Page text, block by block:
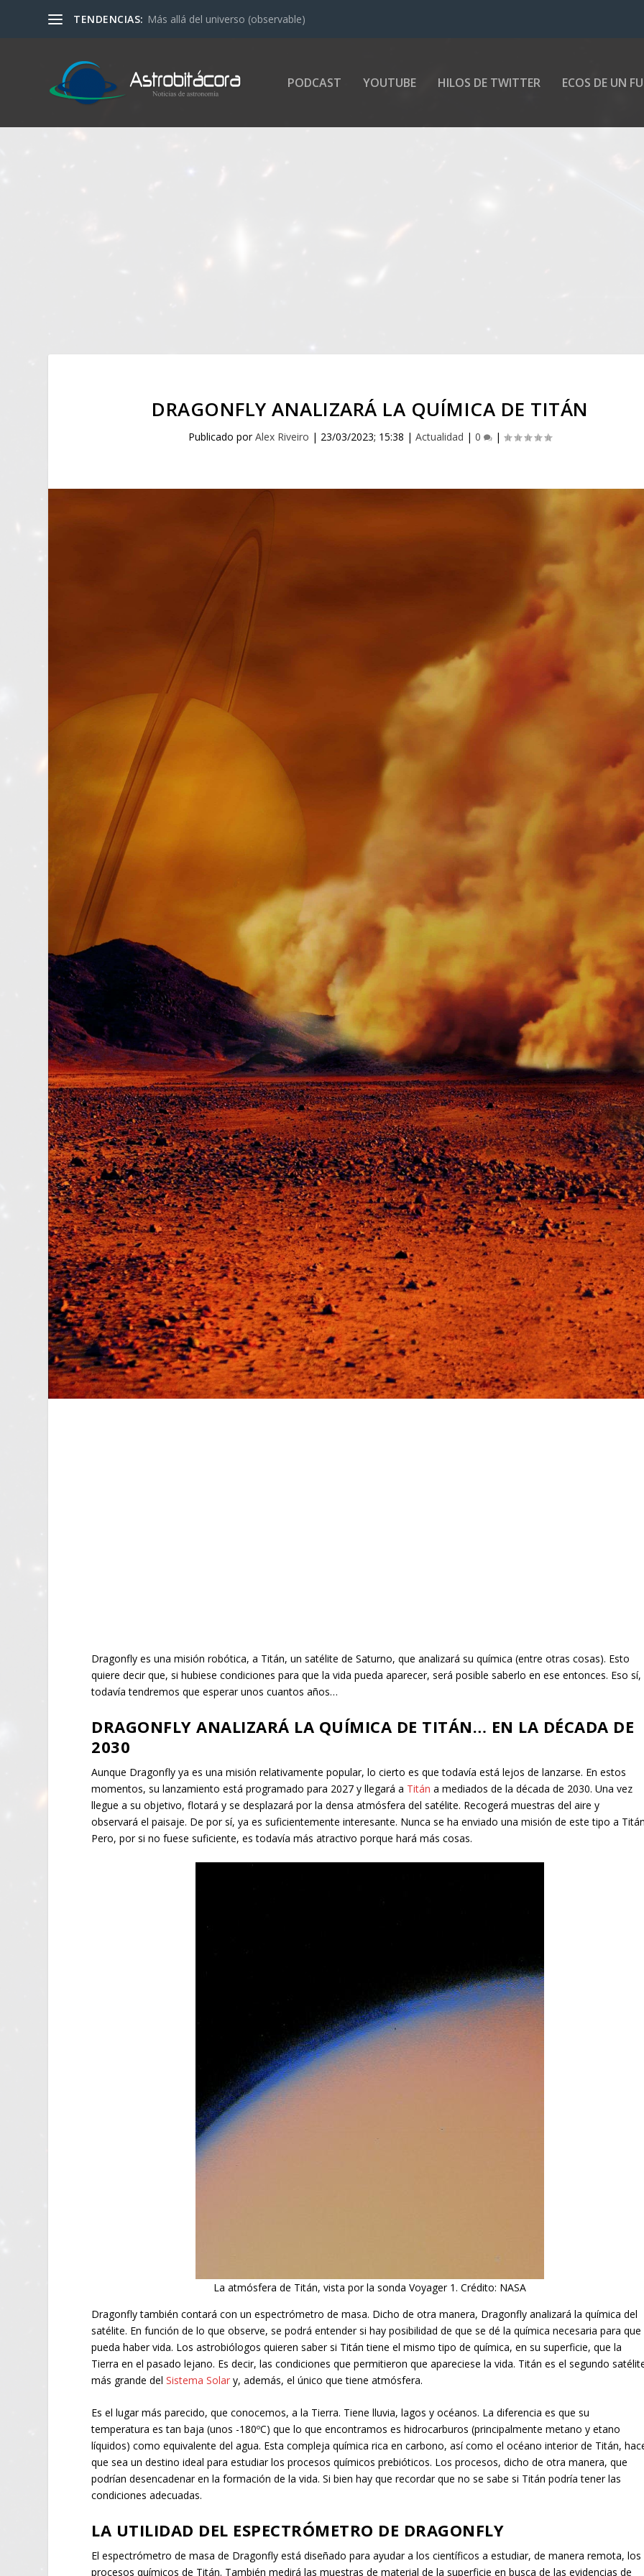
TENDENCIAS: Más allá del universo (observable)
PODCAST YOUTUBE HILOS DE TWITTER ECOS DE UN
DRAGONFLY ANALIZARÁ LA QUÍMICA DE TITÁN
Publicado porAlex Riveiro | 23/03/2023; 15:38 |Actualidad |0 |
Dragonfly es una misión robótica, a Titán, un satélite de Saturno, que analizará su química (entre otras cosas). Esto
quiere decir que, si hubiese condiciones para que la vida pueda aparecer, será posible saberlo en ese entonces. Eso sí,
todavía tendremos que esperar unos cuantos años…
DRAGONFLY ANALIZARÁ LA QUÍMICA DE TITÁN… EN LA DÉCADA DE
2030
Aunque Dragonfly ya es una misión relativamente popular, lo cierto es que todavía está lejos de lanzarse. En estos
momentos, su lanzamiento está programado para 2027 y llegará a Titán a mediados de la década de 2030. Una vez
llegue a su objetivo, flotará y se desplazará por la densa atmósfera del satélite. Recogerá muestras del aire y
observará el paisaje. De por sí, ya es suficientemente interesante. Nunca se ha enviado una misión de este tipo a
Pero, por si no fuese suficiente, es todavía más atractivo porque hará más cosas.
La atmósfera de Titán, vista por la sonda Voyager 1. Crédito: NASA
Dragonfly también contará con un espectrómetro de masa. Dicho de otra manera, Dragonfly analizará la química del
satélite. En función de lo que observe, se podrá entender si hay posibilidad de que se dé la química necesaria para que
pueda haber vida. Los astrobiólogos quieren saber si Titán tiene el mismo tipo de química, en su superficie, que la
Tierra en el pasado lejano. Es decir, las condiciones que permitieron que apareciese la vida. Titán es el segundo
más grande delSistema Solar y, además, el único que tiene atmósfera.
Es el lugar más parecido, que conocemos, a la Tierra. Tiene lluvia, lagos y océanos. La diferencia es que su
temperatura es tan baja (unos -180ºC) que lo que encontramos es hidrocarburos (principalmente metano y etano
líquidos) como equivalente del agua. Esta compleja química rica en carbono, así como el océano interior de Titán,
que sea un destino ideal para estudiar los procesos químicos prebióticos. Los procesos, dicho de otra manera, que
podrían desencadenar en la formación de la vida. Si bien hay que recordar que no se sabe si Titán podría tener las
condiciones adecuadas.
LA UTILIDAD DEL ESPECTRÓMETRO DE DRAGONFLY
El espectrómetro de masa de Dragonfly está diseñado para ayudar a los científicos a estudiar, de manera remota, los
procesos químicos de Titán. También medirá las muestras de material de la superficie en busca de las evidencias de